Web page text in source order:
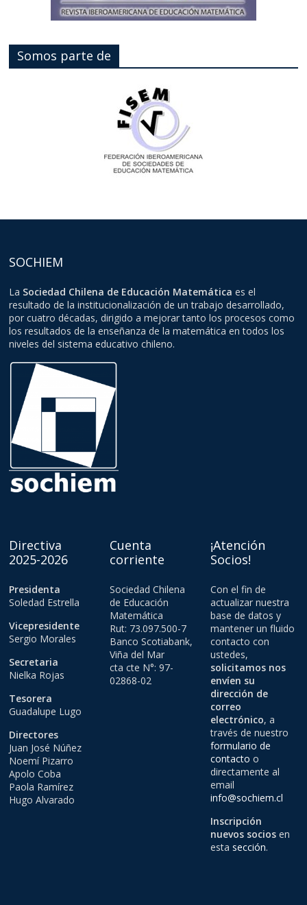
Somos parte de
SOCHIEM
La Sociedad Chilena de Educación Matemática es el
resultado de la institucionalización de un trabajo desarrollado,
por cuatro décadas, dirigido a mejorar tanto los procesos como
los resultados de la enseñanza de la matemática en todos los
niveles del sistema educativo chileno.
Directiva
2025-2026
Presidenta
Soledad Estrella
Vicepresidente
Sergio Morales
Secretaria
Nielka Rojas
Tesorera
Guadalupe Lugo
Directores
Juan José Núñez
Noemí Pizarro
Apolo Coba
Paola Ramírez
Hugo Alvarado
Cuenta
corriente
Sociedad Chilena
de Educación
Matemática
Rut: 73.097.500-7
Banco Scotiabank,
Viña del Mar
cta cte N°: 97-
02868-02
¡Atención
Socios!
Con el fin de
actualizar nuestra
base de datos y
mantener un fluido
contacto con
ustedes,
solicitamos nos
envíen su
dirección de
correo
electrónico, a
través de nuestro
formulario de
contacto o
directamente al
email
info@sochiem.cl
Inscripción
nuevos sociosen
esta sección.